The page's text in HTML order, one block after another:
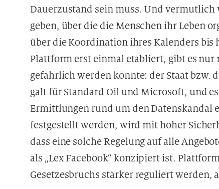
e
v
e
r
r
b
e
t
u
n
Dauerzustand sein muss. Und
geben, über die die Menschen ihr Leben
über die Koordination ihres Kalenders
Plattform erst einmal etabliert, gibt es
gefährlich werden könnte: der Staat bzw.
galt für Standard Oil und Microsoft, und
Ermittlungen rund um den Datenskandal
festgestellt werden, wird mit hoher
dass eine solche Regelung auf alle
als „Lex Facebook“ konzipiert ist.
Gesetzesbruchs stärker reguliert werden,